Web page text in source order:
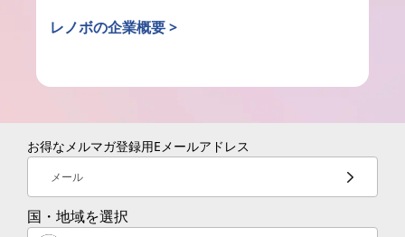
レノボの企業概要 >
お得なメルマガ登録用Eメールアドレス
メール
国・地域を選択